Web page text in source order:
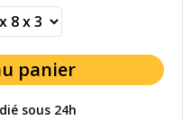
sous 24h